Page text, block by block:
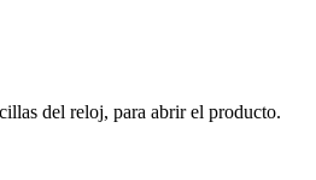
del reloj, para abrir el producto.